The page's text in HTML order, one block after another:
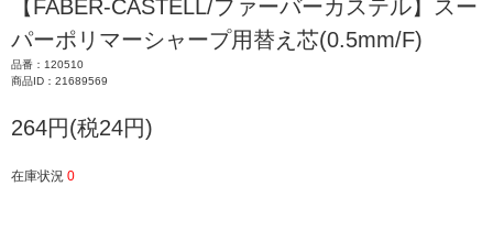
【FABER-CASTELL/ファーバーカステル】スー
パーポリマーシャープ用替え芯(0.5mm/F)
品番：120510
商品ID：21689569
264円(税24円)
在庫状況 0